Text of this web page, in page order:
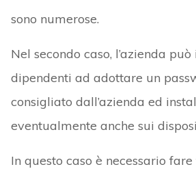
sono numerose.
Nel secondo caso, l’azienda
dipendenti ad adottare un
consigliato dall’azienda ed
eventualmente anche sui
In questo caso è necessario